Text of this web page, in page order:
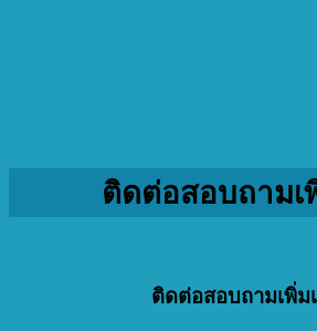
ติดต่อสอบถามเ
ติดต่อสอบถามเพิ่ม